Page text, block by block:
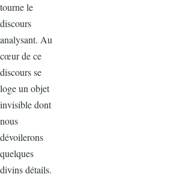
tourne le
discours
analysant. Au
cœur de ce
discours se
loge un objet
invisible dont
nous
dévoilerons
quelques
divins détails.